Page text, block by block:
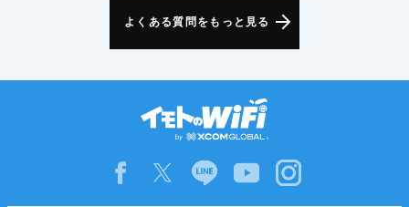
よくある質問をもっと見る